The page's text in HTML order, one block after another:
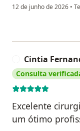
12 de junho de 2026 •
Cintia
Consulta
Excelente
um ótimo